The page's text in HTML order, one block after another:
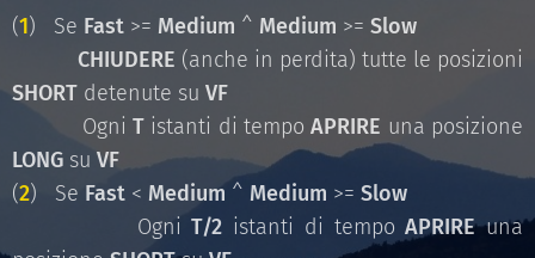
(1) Se Fast >= Medium ^ Medium >= Slow
CHIUDERE (anche in perdita) tutte le posizioni
SHORT detenute su VF
Ogni T istanti di tempoAPRIRE una posizione
LONG su VF
(2) Se Fast < Medium ^ Medium >= Slow
OgniT/2 istanti di tempoAPRIREuna